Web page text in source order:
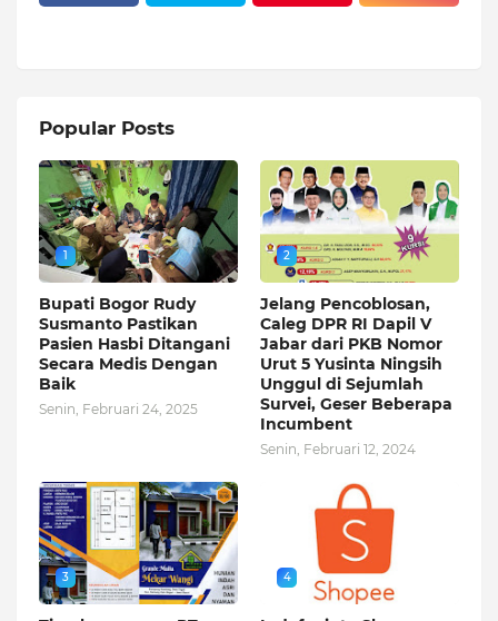
Popular Posts
1
Bupati Bogor Rudy
Susmanto Pastikan
Pasien Hasbi Ditangani
Secara Medis Dengan
Baik
Senin, Februari 24, 2025
2
Jelang Pencoblosan,
Caleg DPR RI Dapil V
Jabar dari PKB Nomor
Urut 5 Yusinta Ningsih
Unggul di Sejumlah
Survei, Geser Beberapa
Incumbent
Senin, Februari 12, 2024
3 4